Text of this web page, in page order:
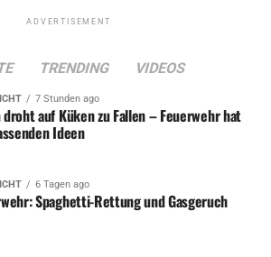
ADVERTISEMENT
TRENDING VIDEOS
7 Stunden ago
droht auf Küken zu Fallen – Feuerwehr hat
Ideen
6 Tagen ago
Spaghetti-Rettung und Gasgeruch